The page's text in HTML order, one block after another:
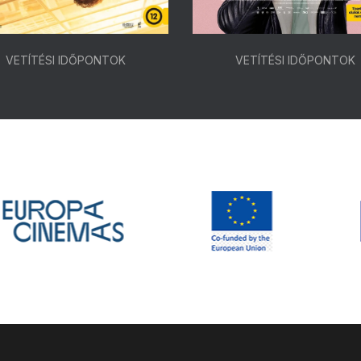
VETÍTÉSI IDŐPONTOK VETÍTÉSI IDŐPONTOK